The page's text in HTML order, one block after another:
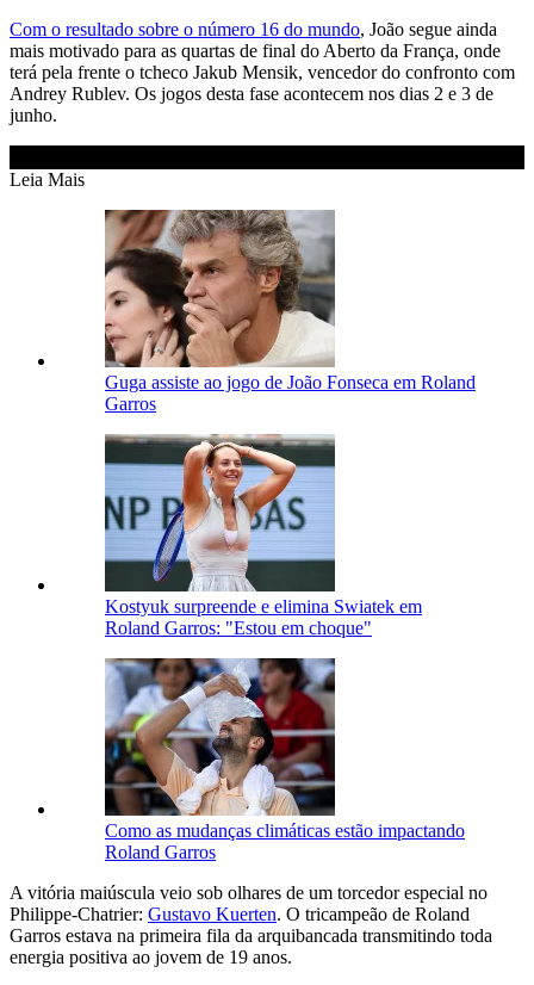
Com o resultado sobre o número 16 do mundo, João segue ainda
mais motivado para as quartas de final do Aberto da França, onde
terá pela frente o tcheco Jakub Mensik, vencedor do confronto com
Andrey Rublev. Os jogos desta fase acontecem nos dias 2 e 3 de
junho.
Leia Mais
Guga assiste ao jogo de João Fonseca em Roland
Garros
Kostyuk surpreende e elimina Swiatek em
Roland Garros: "Estou em choque"
Como as mudanças climáticas estão impactando
Roland Garros
A vitória maiúscula veio sob olhares de um torcedor especial no
Philippe-Chatrier: Gustavo Kuerten. O tricampeão de Roland
Garros estava na primeira fila da arquibancada transmitindo toda
energia positiva ao jovem de 19 anos.